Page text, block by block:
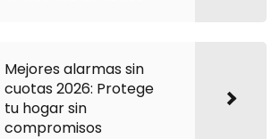
Mejores alarmas sin
cuotas 2026: Protege
tu hogar sin
compromisos